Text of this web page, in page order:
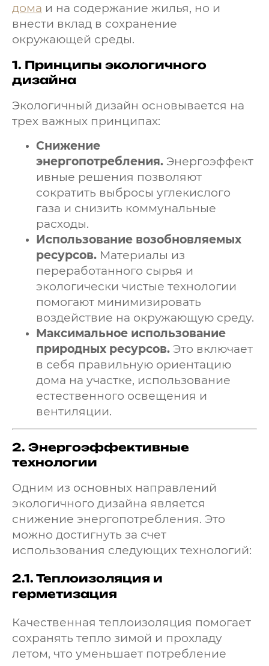
дома и на содержание жилья, но и
внести вклад в сохранение
окружающей среды.
1. Принципы экологичного
дизайна
Экологичный дизайн основывается на
трех важных принципах:
Снижение
энергопотребления. Энергоэффект
ивные решения позволяют
сократить выбросы углекислого
газа и снизить коммунальные
расходы.
Использование возобновляемых
ресурсов. Материалы из
переработанного сырья и
экологически чистые технологии
помогают минимизировать
воздействие на окружающую среду.
Максимальное использование
природных ресурсов. Это включает
в себя правильную ориентацию
дома на участке, использование
естественного освещения и
вентиляции.
2. Энергоэффективные
технологии
Одним из основных направлений
экологичного дизайна является
снижение энергопотребления. Это
можно достигнуть за счет
использования следующих технологий:
2.1. Теплоизоляция и
герметизация
Качественная теплоизоляция помогает
сохранять тепло зимой и прохладу
летом, что уменьшает потребление